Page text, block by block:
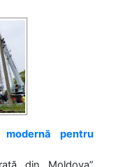
pentru